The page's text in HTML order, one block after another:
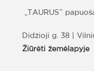
„TAURUS”
Didžioji g. 38 |
Žiūrėti žemėlapyje